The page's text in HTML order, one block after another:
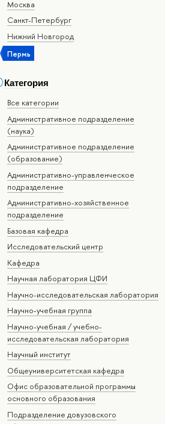
Москва
Санкт-Петербург
Нижний Новгород
Пермь
Категория
Все категории
Административное подразделение
(наука)
Административное подразделение
(образование)
Административно-управленческое
подразделение
Административно-хозяйственное
подразделение
Базовая кафедра
Исследовательский центр
Кафедра
Научная лаборатория ЦФИ
Научно-исследовательская лаборатория
Научно-учебная группа
Научно-учебная / учебно-
исследовательская лаборатория
Научный институт
Общеуниверситетская кафедра
Офис образовательной программы
основного образования
Подразделение довузовского